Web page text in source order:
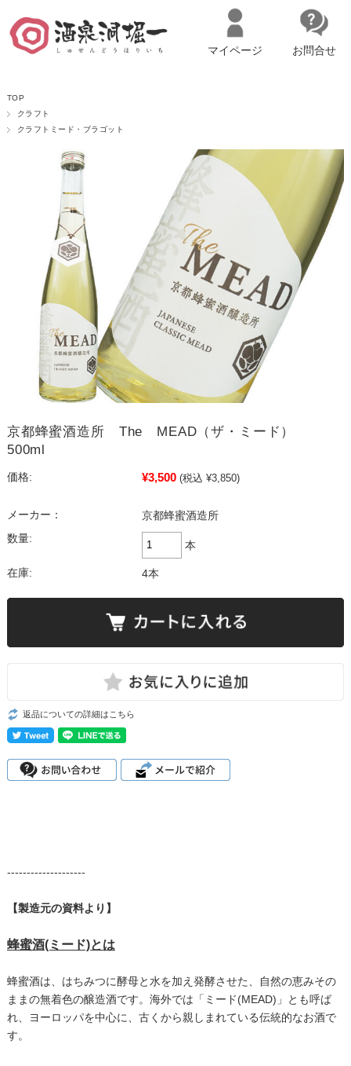
マイページ お問合せ
TOP
クラフト
クラフトミード・ブラゴット
京都蜂蜜酒造所 The MEAD（ザ・ミード）
500ml
価格: ¥3,500 (税込 ¥3,850)
メーカー：
京都蜂蜜酒造所
数量:
本
在庫: 4本
返品についての詳細はこちら
--------------------
【製造元の資料より】
蜂蜜酒(ミード)とは
蜂蜜酒は、はちみつに酵母と水を加え発酵させた、自然の恵みその
ままの無着色の醸造酒です。海外では「ミード(MEAD)」とも呼ば
れ、ヨーロッパを中心に、古くから親しまれている伝統的なお酒で
す。